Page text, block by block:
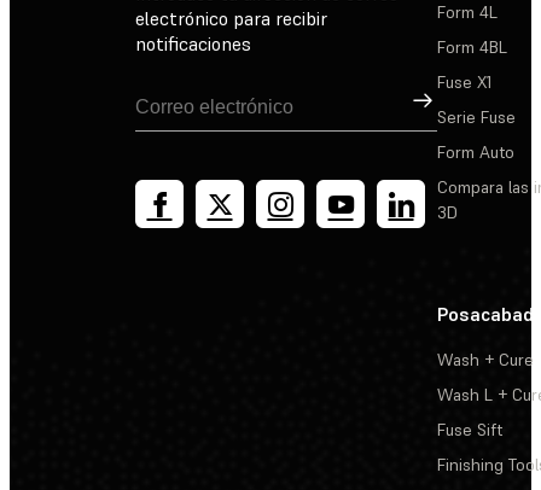
electrónico para recibir
notificaciones
Suscribirse
Form 4L
Form 4BL
Fuse X1
Serie Fuse
Form Auto
Compara las
3D
Wash + Cure
Wash L +
Fuse Sift
Finishing